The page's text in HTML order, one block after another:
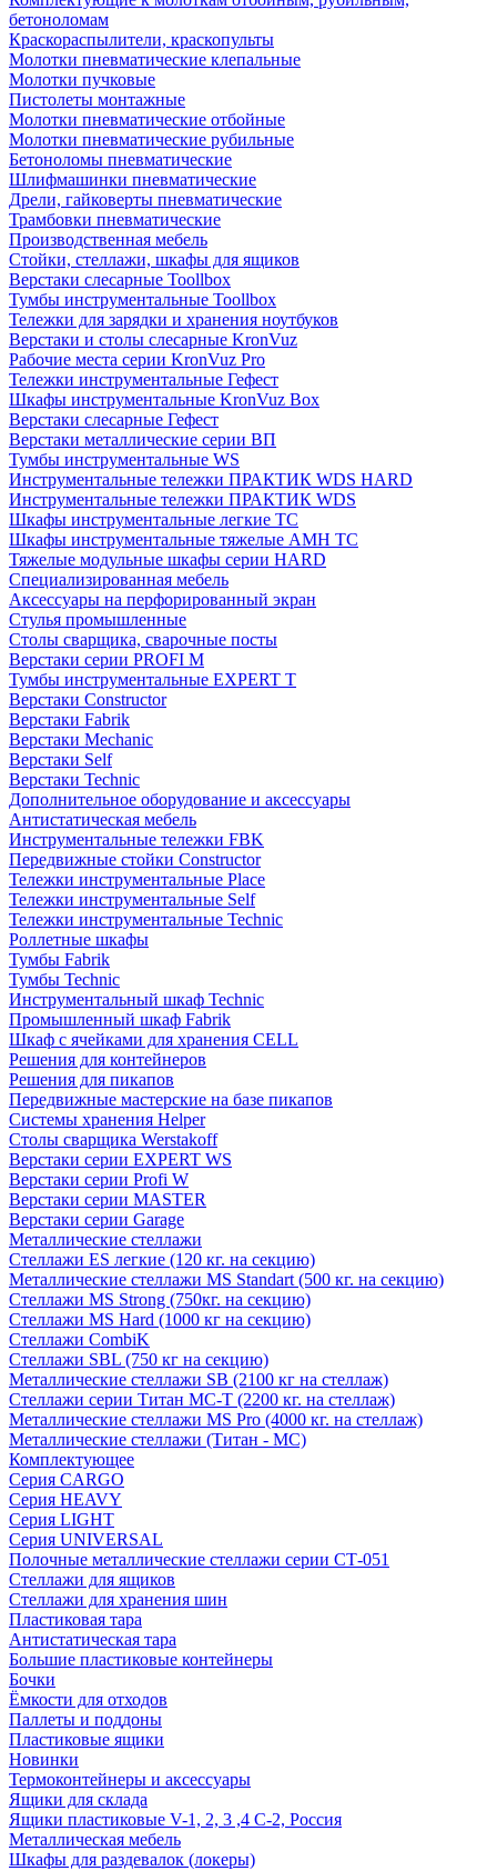
бетоноломам
Краскораспылители, краскопульты
Молотки пневматические клепальные
Молотки пучковые
Пистолеты монтажные
Молотки пневматические отбойные
Молотки пневматические рубильные
Бетоноломы пневматические
Шлифмашинки пневматические
Дрели, гайковерты пневматические
Трамбовки пневматические
Производственная мебель
Стойки, стеллажи, шкафы для ящиков
Верстаки слесарные Toollbox
Тумбы инструментальные Toollbox
Тележки для зарядки и хранения ноутбуков
Верстаки и столы слесарные KronVuz
Рабочие места серии KronVuz Pro
Тележки инструментальные Гефест
Шкафы инструментальные KronVuz Box
Верстаки слесарные Гефест
Верстаки металлические серии ВП
Тумбы инструментальные WS
Инструментальные тележки ПРАКТИК WDS HARD
Инструментальные тележки ПРАКТИК WDS
Шкафы инструментальные легкие ТС
Шкафы инструментальные тяжелые AMH TC
Тяжелые модульные шкафы серии HARD
Cпециализированная мебель
Аксессуары на перфорированный экран
Стулья промышленные
Столы сварщика, сварочные посты
Верстаки серии PROFI M
Тумбы инструментальные EXPERT T
Верстаки Constructor
Верстаки Fabrik
Верстаки Mechanic
Верстаки Self
Верстаки Technic
Дополнительное оборудование и аксессуары
Антистатическая мебель
Инструментальные тележки FBK
Передвижные стойки Constructor
Тележки инструментальные Place
Тележки инструментальные Self
Тележки инструментальные Technic
Роллетные шкафы
Тумбы Fabrik
Тумбы Technic
Инструментальный шкаф Technic
Промышленный шкаф Fabrik
Шкаф с ячейками для хранения CELL
Решения для контейнеров
Решения для пикапов
Передвижные мастерские на базе пикапов
Системы хранения Helper
Столы сварщика Werstakoff
Верстаки серии EXPERT WS
Верстаки серии Profi W
Верстаки серии MASTER
Верстаки серии Garage
Металлические стеллажи
Стеллажи ES легкие (120 кг. на секцию)
Металлические стеллажи MS Standart (500 кг. на секцию)
Стеллажи MS Strong (750кг. на секцию)
Стеллажи MS Hard (1000 кг на секцию)
Стеллажи CombiK
Стеллажи SBL (750 кг на секцию)
Металлические стеллажи SB (2100 кг на стеллаж)
Стеллажи серии Титан МС-Т (2200 кг. на стеллаж)
Металлические стеллажи MS Pro (4000 кг. на стеллаж)
Металлические стеллажи (Титан - МС)
Комплектующее
Серия CARGO
Серия HEAVY
Серия LIGHT
Серия UNIVERSAL
Полочные металлические стеллажи серии СТ-051
Стеллажи для ящиков
Стеллажи для хранения шин
Пластиковая тара
Антистатическая тара
Большие пластиковые контейнеры
Бочки
Ёмкости для отходов
Паллеты и поддоны
Пластиковые ящики
Новинки
Термоконтейнеры и аксессуары
Ящики для склада
Ящики пластиковые V-1, 2, 3 ,4 С-2, Россия
Металлическая мебель
Шкафы для раздевалок (локеры)